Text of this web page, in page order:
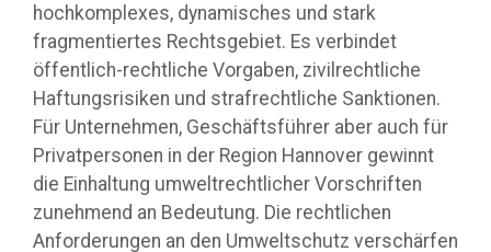
hochkomplexes, dynamisches und stark
fragmentiertes Rechtsgebiet. Es verbindet
öffentlich-rechtliche Vorgaben, zivilrechtliche
Haftungsrisiken und strafrechtliche Sanktionen.
Für Unternehmen, Geschäftsführer aber auch für
Privatpersonen in der Region Hannover gewinnt
die Einhaltung umweltrechtlicher Vorschriften
zunehmend an Bedeutung. Die rechtlichen
Anforderungen an den Umweltschutz verschärfen